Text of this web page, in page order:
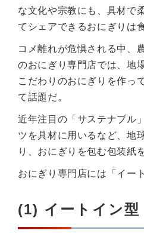
な文化や宗教にも、具材で
てシェアできるおにぎりは
コメ離れが危惧される中、
のおにぎり専門店では、地
こだわりのおにぎりを作っ
て話題だ。
近年注目の「サステナブル
ツを具材に用いるなど、地
り、おにぎりを包む包装紙
おにぎり専門店には「イー
(1) イートイン型